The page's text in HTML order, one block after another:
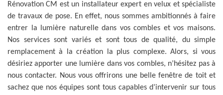
Rénovation CM est un installateur expert en velux et spécialiste
de travaux de pose. En effet, nous sommes ambitionnés à faire
entrer la lumière naturelle dans vos combles et vos maisons.
Nos services sont variés et sont tous de qualité, du simple
remplacement à la création la plus complexe. Alors, si vous
désiriez apporter une lumière dans vos combles, n’hésitez pas à
nous contacter. Nous vous offrirons une belle fenêtre de toit et
sachez que nos équipes sont tous capables d’intervenir sur tous